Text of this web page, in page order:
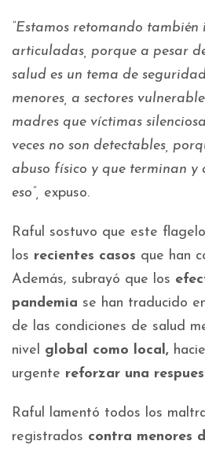
“Estamos retomando
articuladas, porque a pesar
salud es un tema de
menores, a sectores
madres que víctimas
veces no son detectables,
abuso físico y que terminan y
eso”, expuso.
Raful sostuvo que este
los recientes casos que han
Además, subrayó que los
pandemia se han traducido
de las condiciones de salud
nivel global como local,
urgente reforzar una
Raful lamentó todos los
registrados contra menores